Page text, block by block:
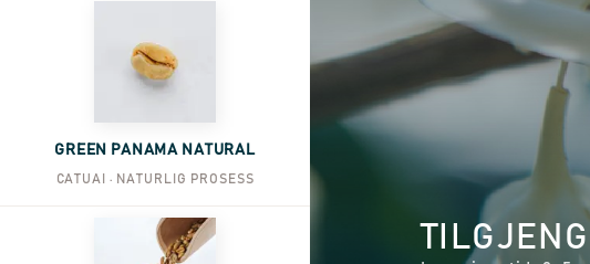
GREEN PANAMA NATURAL
CATUAI · NATURLIG PROSESS